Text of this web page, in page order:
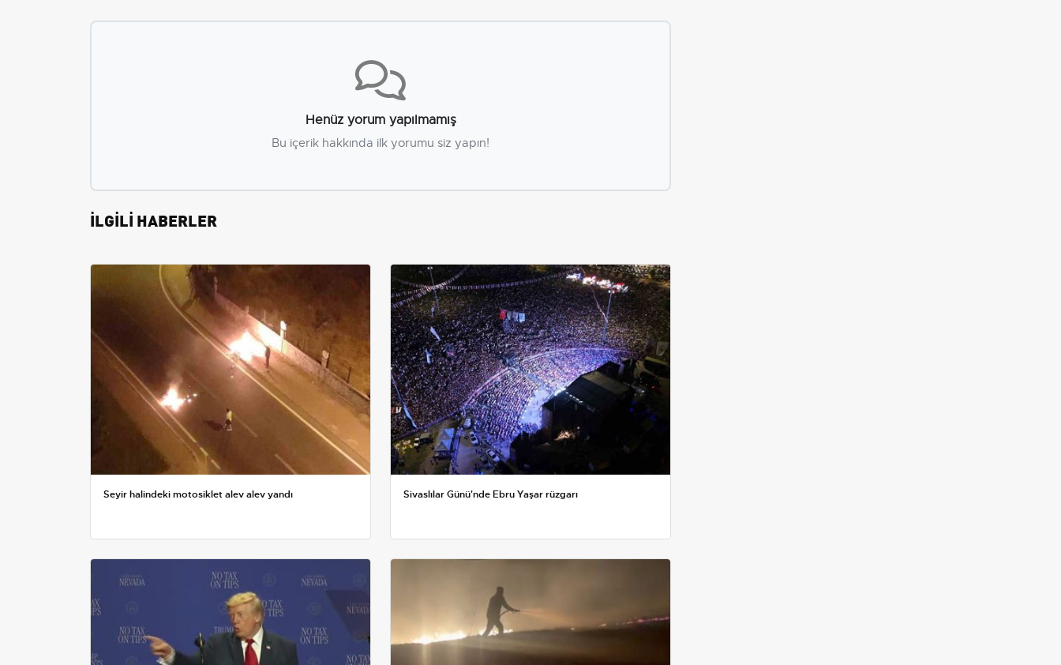
Henüz yorum yapılmamış
Bu içerik hakkında ilk yorumu siz yapın!
İLGİLİ HABERLER
Seyir halindeki motosiklet alev alev yandı Sivaslılar Günü'nde Ebru Yaşar rüzgarı